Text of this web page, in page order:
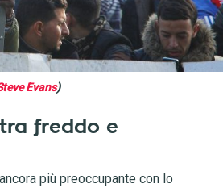
Evans)
freddo e
più preoccupante con lo